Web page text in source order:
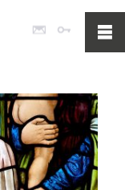
Poczta